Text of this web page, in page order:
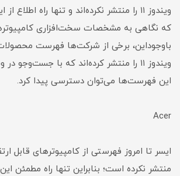
ویندوز ۱۱ را منتشر نکرد‌ه‌اند و تنها راه
که نگاهی به مشخصات سخت‌افزاری
باوجوداین، برخی از شرکت‌ها فهرست محصولات
ویندوز ۱۱ را منتشر کرده‌اند که با
این فهرست‌ها می‌توان دسترسی پیدا کرد.
Acer
منتشر نکرده است؛ بنابراین تنها راه مطمئن